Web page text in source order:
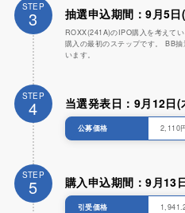
STEP
3 抽選申込期間：9月5
ROXX(241A)のIPO購入を考えて
購入の最初のステップです。 BB
います。
STEP
4 当選発表日：9月12日(
公募価格 2,110
STEP
5 購入申込期間：9月13
引受価格